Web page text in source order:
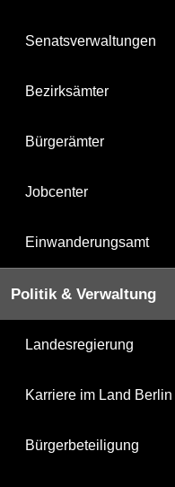
Senatsverwaltungen
Bezirksämter
Bürgerämter
Jobcenter
Einwanderungsamt
Politik & Verwaltung
Landesregierung
Karriere im Land Berlin
Bürgerbeteiligung